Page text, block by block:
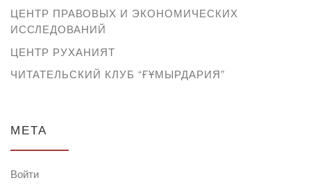
ЦЕНТР ПРАВОВЫХ И ЭКОНОМИЧЕСКИХ
ИССЛЕДОВАНИЙ
ЦЕНТР РУХАНИЯТ
ЧИТАТЕЛЬСКИЙ КЛУБ “ҒҰМЫРДАРИЯ”
МЕТА
Войти